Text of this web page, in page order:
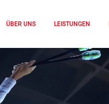
ÜBER UNS LEISTUNGEN